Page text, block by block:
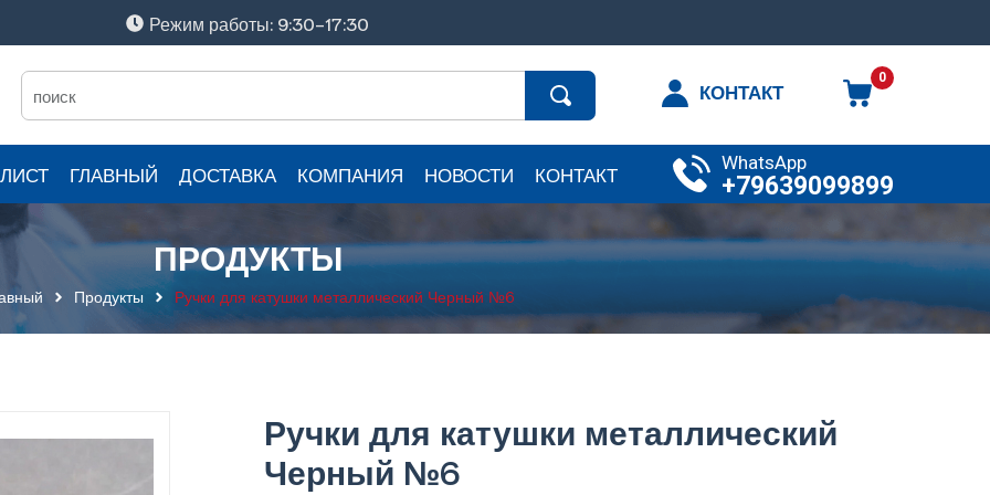
Режим работы: 9:30-17:30
0
КОНТАКТ
ГЛАВНЫЙ ДОСТАВКА КОМПАНИЯ НОВОСТИ КОНТАКТ WhatsApp
+79639099899
ПРОДУКТЫ
Продукты Ручки для катушки металлический Черный №6
Ручки для катушки металлический
Черный №6